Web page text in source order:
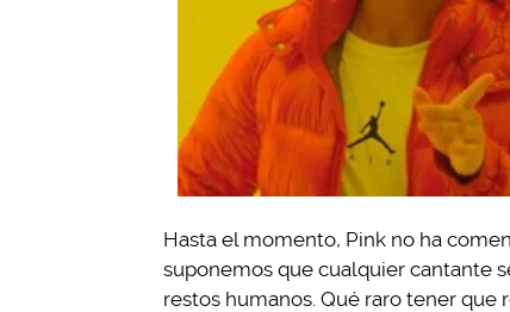
Hasta el momento, Pink no ha
suponemos que cualquier cantante
restos humanos. Qué raro tener